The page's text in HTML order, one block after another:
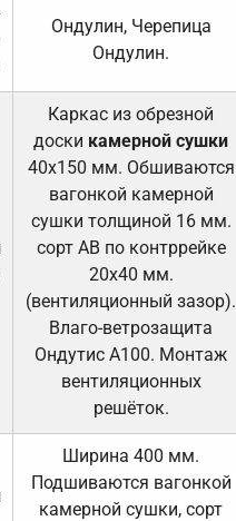
Ондулин, Черепица
Ондулин.
Каркас из обрезной
доски камерной сушки
40х150 мм. Обшиваются
вагонкой камерной
сушки толщиной 16 мм.
сорт АВ по контррейке
20х40 мм.
(вентиляционный зазор).
Влаго-ветрозащита
Ондутис А100. Монтаж
вентиляционных
решёток.
Ширина 400 мм.
Подшиваются вагонкой
камерной сушки, сорт